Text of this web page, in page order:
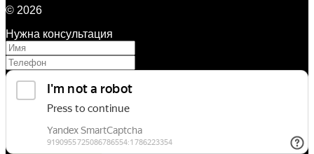
© 2026
Нужна консультация